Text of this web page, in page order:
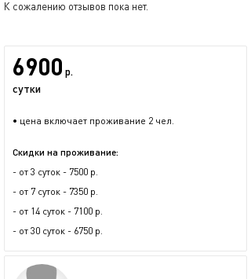
К сожалению отзывов пока нет.
6900 р.
сутки
• цена включает проживание 2 чел.
Скидки на проживание:
- от 3 суток - 7500 р.
- от 7 суток - 7350 р.
- от 14 суток - 7100 р.
- от 30 суток - 6750 р.